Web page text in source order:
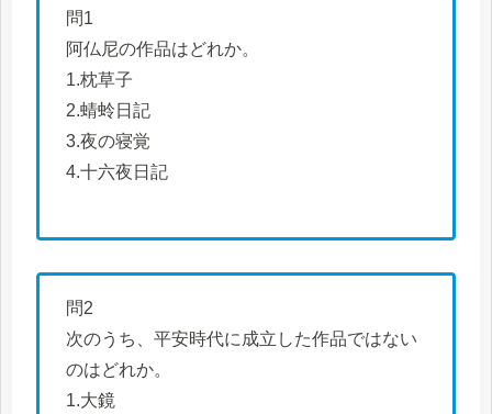
問1
阿仏尼の作品はどれか。
1.枕草子
2.蜻蛉日記
3.夜の寝覚
4.十六夜日記
問2
次のうち、平安時代に成立した作品ではない
のはどれか。
1.大鏡